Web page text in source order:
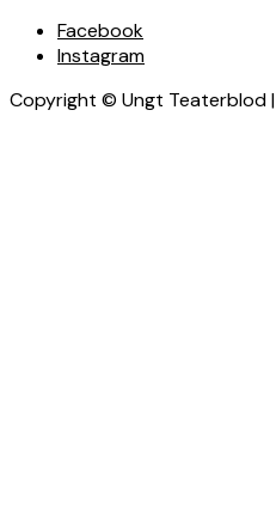
Facebook
Instagram
Copyright © Ungt Teaterblod |